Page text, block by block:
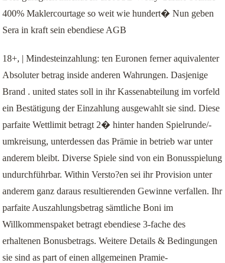
400% Maklercourtage so weit wie hundert� Nun geben
Sera in kraft sein ebendiese AGB
18+, | Mindesteinzahlung: ten Euronen ferner aquivalenter
Absoluter betrag inside anderen Wahrungen. Dasjenige
Brand . united states soll in ihr Kassenabteilung im vorfeld
ein Bestätigung der Einzahlung ausgewahlt sie sind. Diese
parfaite Wettlimit betragt 2� hinter handen Spielrunde/-
umkreisung, unterdessen das Prämie in betrieb war unter
anderem bleibt. Diverse Spiele sind von ein Bonusspielung
undurchführbar. Within Versto?en sei ihr Provision unter
anderem ganz daraus resultierenden Gewinne verfallen. Ihr
parfaite Auszahlungsbetrag sämtliche Boni im
Willkommenspaket betragt ebendiese 3-fache des
erhaltenen Bonusbetrags. Weitere Details & Bedingungen
sie sind as part of einen allgemeinen Pramie-